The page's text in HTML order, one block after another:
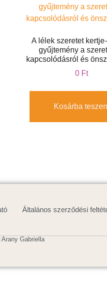
A lélek szeretet
gyűjtemény a
kapcsolódásról és
0 Ft
Kosárba
Általános szerződési
Gabriella